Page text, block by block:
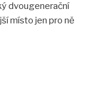
dvougenerační
místo jen pro ně